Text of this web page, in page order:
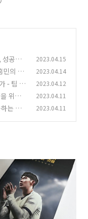
공하
2023.04.15
민의 첫
2023.04.14
- 팀 페
2023.04.12
위한
2023.04.11
는 사
2023.04.11